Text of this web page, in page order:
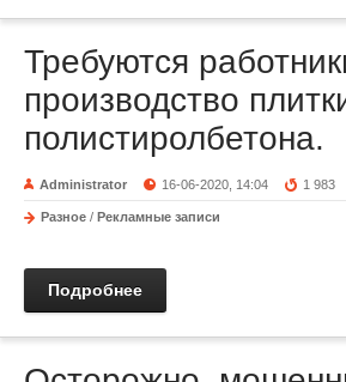
Требуются
производство
полистиролбетона.
Administrator 16-06-2020, 14:04 1 983
Разное / Рекламные записи
Подробнее